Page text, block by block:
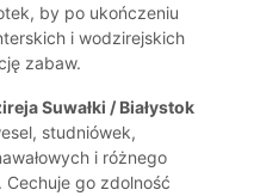
by po ukończeniu
i wodzirejskich
zabaw.
Suwałki / Białystok
studniówek,
i różnego
go zdolność